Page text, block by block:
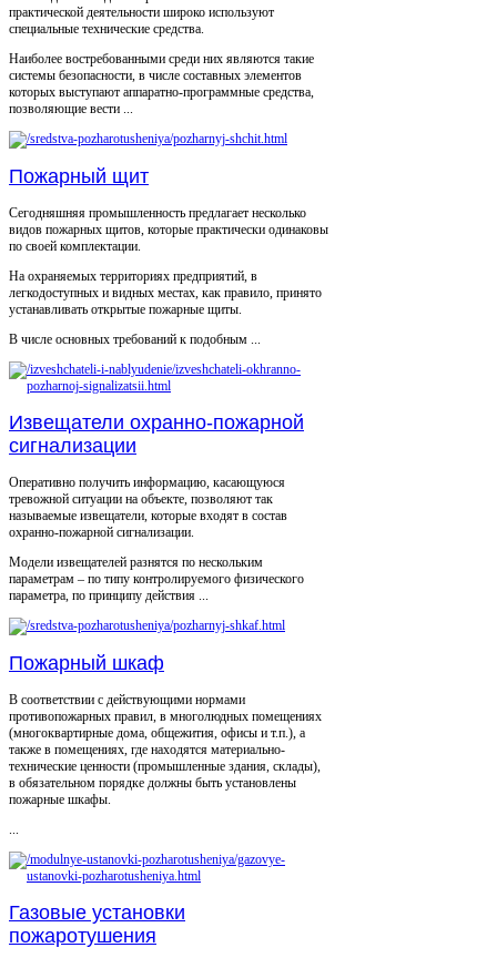
практической деятельности широко используют
специальные технические средства.
Наиболее востребованными среди них являются такие
системы безопасности, в числе составных элементов
которых выступают аппаратно-программные средства,
позволяющие вести ...
Пожарный щит
Сегодняшняя промышленность предлагает несколько
видов пожарных щитов, которые практически одинаковы
по своей комплектации.
На охраняемых территориях предприятий, в
легкодоступных и видных местах, как правило, принято
устанавливать открытые пожарные щиты.
В числе основных требований к подобным ...
Извещатели охранно-пожарной
сигнализации
Оперативно получить информацию, касающуюся
тревожной ситуации на объекте, позволяют так
называемые извещатели, которые входят в состав
охранно-пожарной сигнализации.
Модели извещателей разнятся по нескольким
параметрам – по типу контролируемого физического
параметра, по принципу действия ...
Пожарный шкаф
В соответствии с действующими нормами
противопожарных правил, в многолюдных помещениях
(многоквартирные дома, общежития, офисы и т.п.), а
также в помещениях, где находятся материально-
технические ценности (промышленные здания, склады),
в обязательном порядке должны быть установлены
пожарные шкафы.
...
Газовые установки
пожаротушения